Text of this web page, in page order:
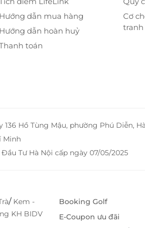
trang bị đầy đủ các tiện
giải nhiệt trong những ngày nắng
Hướng dẫn mua hàng
Hướng dẫn hoàn huỷ
toán
Cơ
Hồ Tùng Mậu, phường Phú Diễn,
Minh
Tư Hà Nội cấp ngày 07/05/2025
/ Kem -
KH BIDV
Booking Golf
E-Coupon ưu đãi